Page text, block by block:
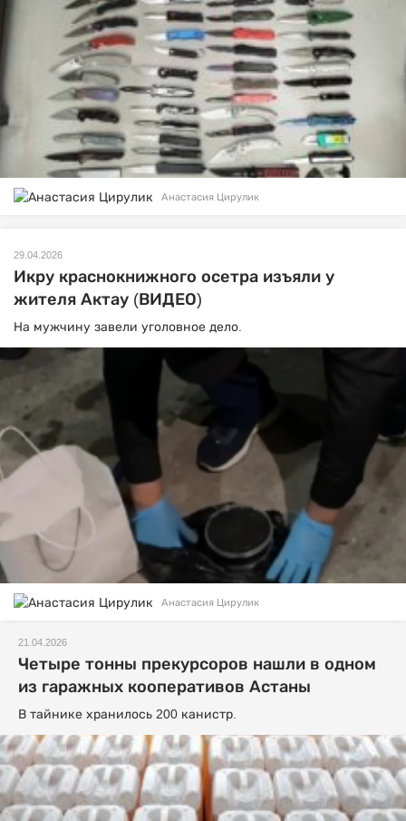
Анастасия Цирулик
29.04.2026
Икру краснокнижного осетра изъяли у
жителя Актау (ВИДЕО)
На мужчину завели уголовное дело.
Анастасия Цирулик
21.04.2026
Четыре тонны прекурсоров нашли в одном
из гаражных кооперативов Астаны
В тайнике хранилось 200 канистр.